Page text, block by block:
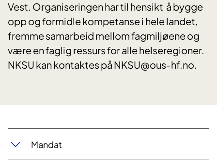
Vest. Organiseringen har til hensikt å bygge
opp og formidle kompetanse i hele landet,
fremme samarbeid mellom fagmiljøene og
være en faglig ressurs for alle helseregioner.
NKSU kan kontaktes på NKSU@ous-hf.no.
​Mandat